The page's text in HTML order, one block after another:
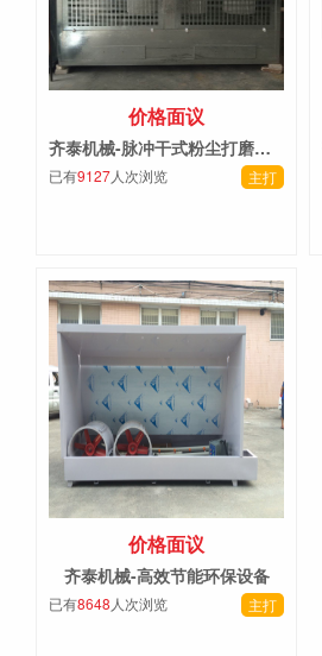
价格面议
齐泰机械-脉冲干式粉尘打磨处理器
已有9127人次浏览 主打
价格面议
齐泰机械-高效节能环保设备
已有8648 人次浏览 主打